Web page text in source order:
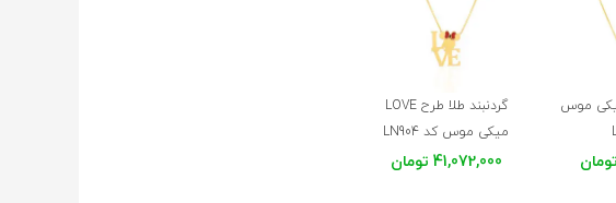
موس
گردنبند طلا طرح LOVE
میکی موس کد LN904
41,072,000 تومان